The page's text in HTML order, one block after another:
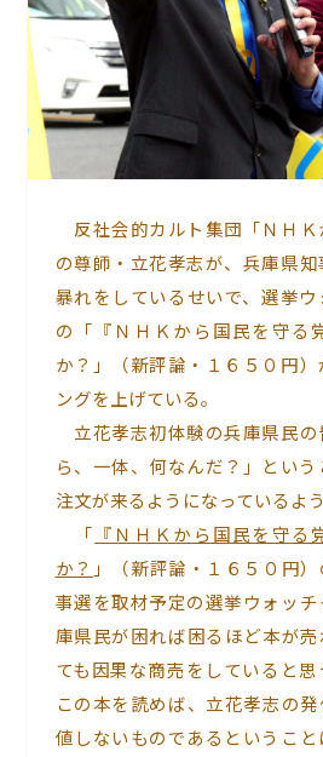
反社会的カルト集団「ＮＨＫ
の尊師・立花孝志が、兵庫県
暴れをしているせいで、選挙
の「『ＮＨＫから国民を守る
か？」（新評論・１６５０円
ングを上げている。
立花孝志初体験の兵庫県民の
ら、一体、何なんだ？」とい
注文が来るようになっているよう
「 『ＮＨＫから国民を守る
か？ 」（新評論・１６５０円
事選を取材予定の選挙ウォッ
庫県民が困れば困るほど本が
ても因果な商売をしていると思
この本を読めば、立花孝志の
値しないものであるというこ